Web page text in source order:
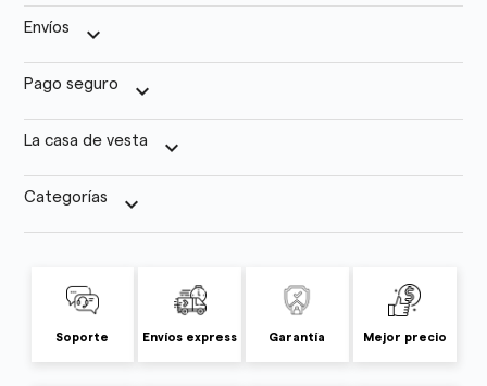
Envíos keyboard_arrow_down
Pago seguro keyboard_arrow_down
La casa de vesta keyboard_arrow_down
Categorías keyboard_arrow_down
Soporte Envíos express Garantía Mejor precio